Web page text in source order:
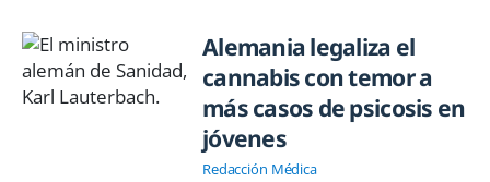
Alemania legaliza el
cannabis con temor a
más casos de psicosis en
jóvenes
Redacción Médica